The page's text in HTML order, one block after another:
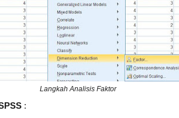
Langkah Analisis Faktor
: